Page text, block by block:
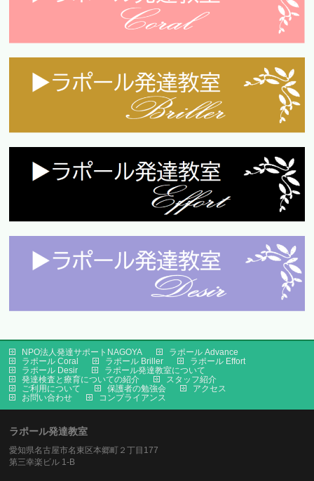
NPO法人発達サポートNAGOYA
ラポール Advance
ラポール Coral
ラポール Briller
ラポール Effort
ラポール Desir
ラポール発達教室について
発達検査と療育についての紹介
スタッフ紹介
ご利用について
保護者の勉強会
アクセス
お問い合わせ
コンプライアンス
ラポール発達教室
愛知県名古屋市名東区本郷町２丁目177
第三幸楽ビル 1-B